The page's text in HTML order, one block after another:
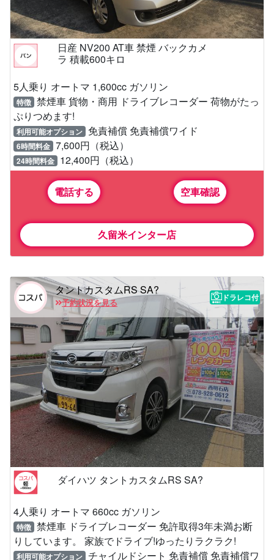
日産 NV200 AT車 禁煙 バックカメ
ラ 積載600キロ
5人乗り オートマ 1,600cc ガソリン
特徴 禁煙車 貨物・商用 ドライブレコーダー 荷物がたっ
ぷりつめます!
利用可能オプション 免責補償 免責補償ワイド
6時間料金 7,600円（税込）
24時間料金 12,400円（税込）
電話する 空車確認
久留米インター店
タントカスタムRS SA?
予約状況を見る
ドラレコ付
ダイハツ タントカスタムRS SA?
4人乗り オートマ 660cc ガソリン
特徴 禁煙車 ドライブレコーダー 免許取得3年未満お断
りしています。 家族でドライブ!ゆったりラクラク!
利用可能オプション チャイルドシート 免責補償 免責補償ワ